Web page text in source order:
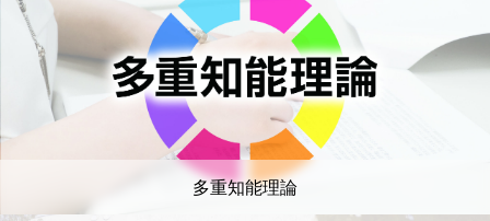
多重知能理論